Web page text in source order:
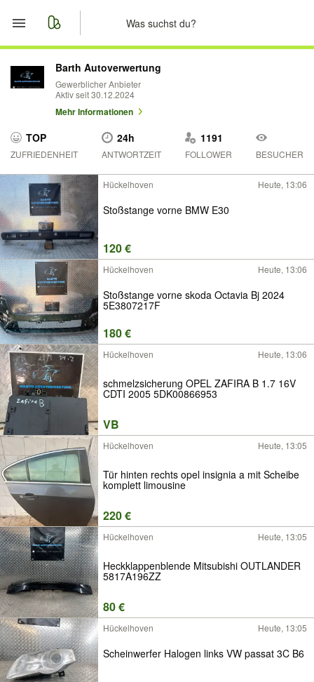
Start
Merkliste
Nachrichten
Barth Autoverwertung
Gewerblicher Anbieter
Aktiv seit 30.12.2024
Mehr Informationen
TOP
ZUFRIEDENHEIT
24h
ANTWORTZEIT
1191
FOLLOWER BESUCHER
Hückelhoven Heute, 13:06
Stoßstange vorne BMW E30
120 €
Hückelhoven Heute, 13:06
Stoßstange vorne skoda Octavia Bj 2024
5E3807217F
180 €
Hückelhoven Heute, 13:06
schmelzsicherung OPEL ZAFIRA B 1.7 16V
CDTI 2005 5DK00866953
VB
Hückelhoven Heute, 13:05
Tür hinten rechts opel insignia a mit Scheibe
komplett limousine
220 €
Hückelhoven Heute, 13:05
Heckklappenblende Mitsubishi OUTLANDER
5817A196ZZ
80 €
Hückelhoven Heute, 13:05
Scheinwerfer Halogen links VW passat 3C B6